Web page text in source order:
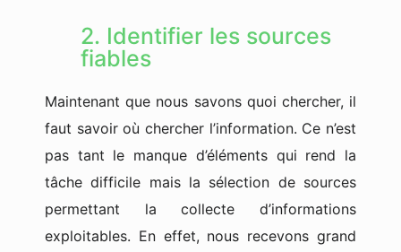
2. Identifier les sources
fiables
Maintenant que nous savons quoi chercher, il
faut savoir où chercher l’information. Ce n’est
pas tant le manque d’éléments qui rend la
tâche difficile mais la sélection de sources
permettant la collecte d’informations
exploitables. En effet, nous recevons grand